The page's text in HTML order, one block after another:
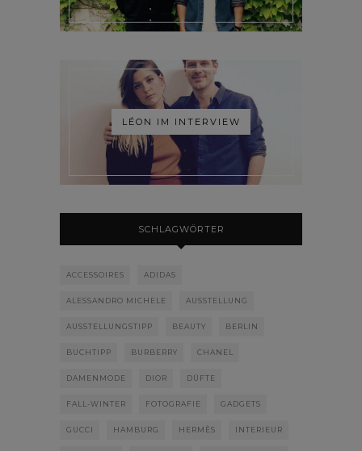
LÉON IM INTERVIEW
SCHLAGWÖRTER
ACCESSOIRES ADIDAS
ALESSANDRO MICHELE AUSSTELLUNG
AUSSTELLUNGSTIPP BEAUTY BERLIN
BUCHTIPP BURBERRY CHANEL
DAMENMODE DIOR DÜFTE
FALL-WINTER FOTOGRAFIE GADGETS
GUCCI HAMBURG HERMÈS INTERIEUR